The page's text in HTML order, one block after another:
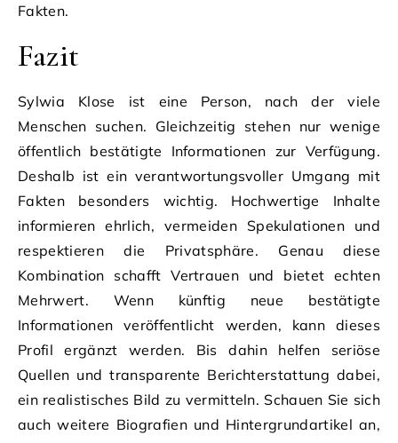
Fakten.
Fazit
Sylwia Klose ist eine Person, nach der viele
Menschen suchen. Gleichzeitig stehen nur wenige
öffentlich bestätigte Informationen zur Verfügung.
Deshalb ist ein verantwortungsvoller Umgang mit
Fakten besonders wichtig. Hochwertige Inhalte
informieren ehrlich, vermeiden Spekulationen und
respektieren die Privatsphäre. Genau diese
Kombination schafft Vertrauen und bietet echten
Mehrwert. Wenn künftig neue bestätigte
Informationen veröffentlicht werden, kann dieses
Profil ergänzt werden. Bis dahin helfen seriöse
Quellen und transparente Berichterstattung dabei,
ein realistisches Bild zu vermitteln. Schauen Sie sich
auch weitere Biografien und Hintergrundartikel an,